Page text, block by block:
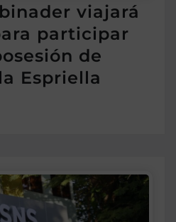
viajará
participar
de
Espriella